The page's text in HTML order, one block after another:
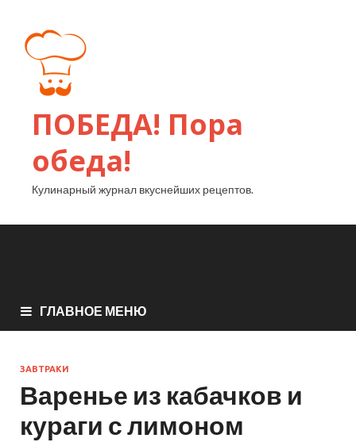
ПОБЕДА! Пора
обеда!
Кулинарный журнал вкуснейших рецептов.
ГЛАВНОЕ МЕНЮ
ЗАВТРАКИ
Варенье из кабачков и
кураги с лимоном